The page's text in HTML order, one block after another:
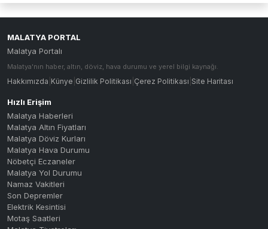
MALATYA PORTAL
Malatya Portalı
Malatya'nın haber, altın, döviz, hava durumu ve yerel bilgi kaynağı.
Hakkımızda Künye Gizlilik Politikası Çerez Politikası Site Haritası
Hızlı Erişim
Malatya Haberleri
Malatya Altın Fiyatları
Malatya Döviz Kurları
Malatya Hava Durumu
Nöbetçi Eczaneler
Malatya Yol Durumu
Namaz Vakitleri
Son Depremler
Elektrik Kesintisi
Motaş Saatleri